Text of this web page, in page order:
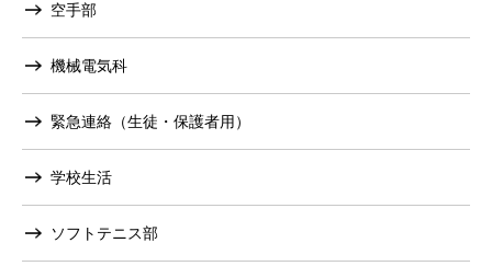
空手部
機械電気科
緊急連絡（生徒・保護者用）
学校生活
ソフトテニス部